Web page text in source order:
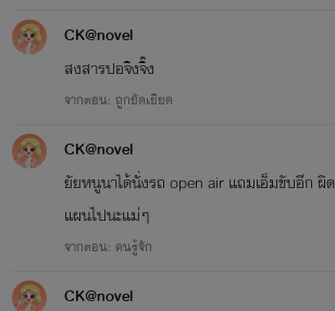
CK@novel
สงสารปอจิงจิ๊ง​
จากตอน: ถูกยัดเยียด
CK@novel
ยัยหนูนาได้นั่งรถ​ open​ air แถมเอ็มขับอีก​ ผิด
แผนไปนะแม่ๆ
จากตอน: คนรู้จัก
CK@novel